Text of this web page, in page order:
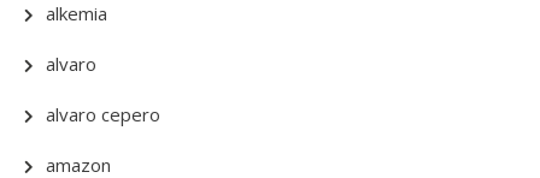
alkemia
alvaro
alvaro cepero
amazon